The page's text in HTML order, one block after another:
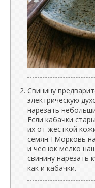
Свинину
электрическую
нарезать
Если кабачки
их от жесткой
семян.ТМорковь
и чеснок мелко
свинину нарезать
как и кабачки.